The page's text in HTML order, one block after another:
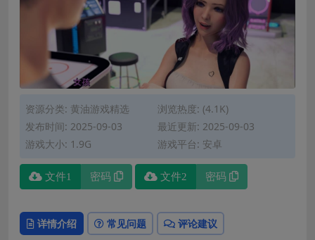
资源分类: 黄油游戏精选
浏览热度: (4.1K)
发布时间: 2025-09-03
最近更新: 2025-09-03
游戏大小: 1.9G
游戏平台: 安卓
文件1 密码 文件2 密码
详情介绍 常见问题 评论建议